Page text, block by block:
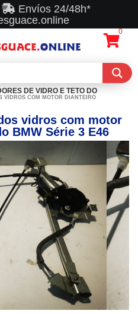
Envíos 24/48h*
0
DE VIDRO E TETO DO
VIDROS COM MOTOR DIANTEIRO
vidros com motor
BMW Série 3 E46